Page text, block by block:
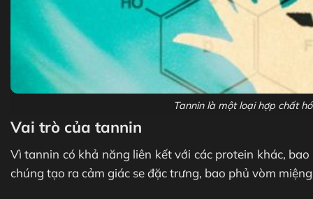
Tannin là một loại hợp chất
Vai trò của tannin
Vì tannin có khả năng liên kết với các protein khác,
chúng tạo ra cảm giác se đặc trưng, ​​bao phủ vòm